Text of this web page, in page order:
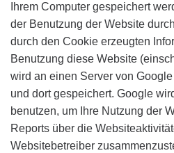
Ihrem Computer gespeichert
der Benutzung der Website
durch den Cookie erzeugten
Benutzung diese Website
wird an einen Server von
und dort gespeichert. Google
benutzen, um Ihre Nutzung der
Reports über die
Websitebetreiber